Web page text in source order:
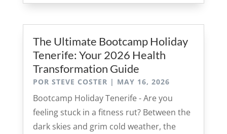
The Ultimate Bootcamp Holiday
Tenerife: Your 2026 Health
Transformation Guide
POR STEVE COSTER | MAY 16, 2026
Bootcamp Holiday Tenerife - Are you
feeling stuck in a fitness rut? Between the
dark skies and grim cold weather, the